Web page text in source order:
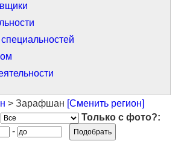
> Зарафшан [Сменить регион]
Только с фото?:
-